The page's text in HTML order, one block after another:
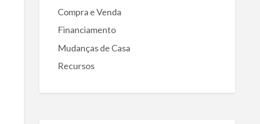
Compra e Venda
Financiamento
Mudanças de Casa
Recursos